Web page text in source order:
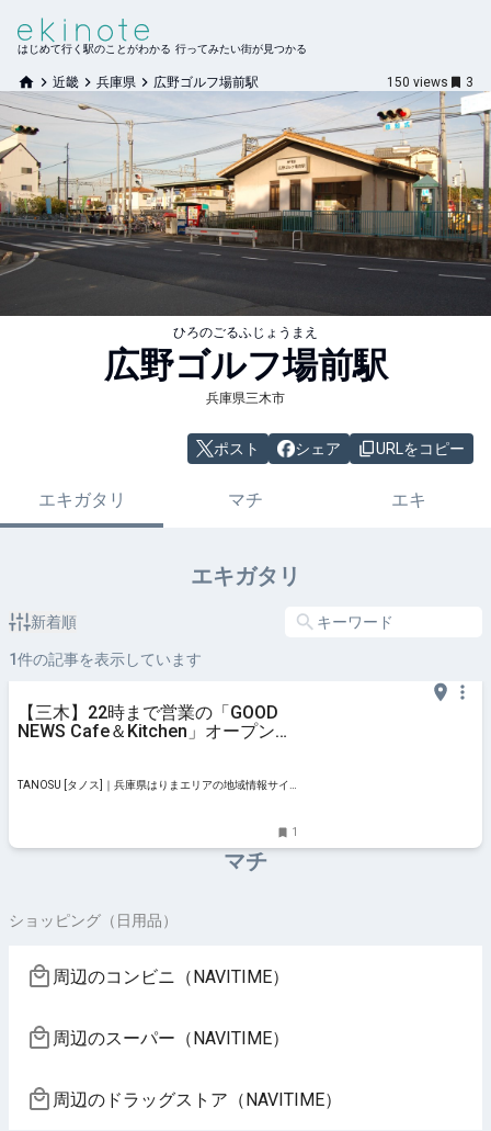
はじめて行く駅のことがわかる 行ってみたい街が見つかる
近畿 兵庫県 広野ゴルフ場前駅 150 views 3
ひろのごるふじょうまえ
広野ゴルフ場前駅
兵庫県三木市
ポスト シェア URLをコピー
エキガタリ マチ エキ
エキガタリ
新着順
1件の記事を表示しています
【三木】22時まで営業の「GOOD
NEWS Cafe＆Kitchen」オープン！
TANOSU [タノス]｜兵庫県はりまエリアの地域情報サイ
1
マチ
ショッピング（日用品）
周辺のコンビニ（NAVITIME）
周辺のスーパー（NAVITIME）
周辺のドラッグストア（NAVITIME）